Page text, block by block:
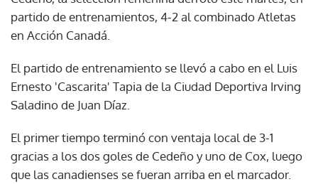
partido de entrenamientos, 4-2 al combinado Atletas
en Acción Canadá.
El partido de entrenamiento se llevó a cabo en el Luis
Ernesto 'Cascarita' Tapia de la Ciudad Deportiva Irving
Saladino de Juan Díaz.
El primer tiempo terminó con ventaja local de 3-1
gracias a los dos goles de Cedeño y uno de Cox, luego
que las canadienses se fueran arriba en el marcador.